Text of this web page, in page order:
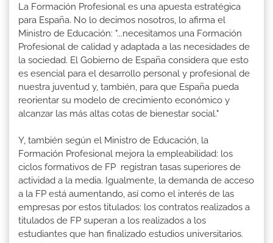
La Formación Profesional es una apuesta estratégica
para España. No lo decimos nosotros, lo afirma el
Ministro de Educación: "...necesitamos una Formación
Profesional de calidad y adaptada a las necesidades de
la sociedad. El Gobierno de España considera que esto
es esencial para el desarrollo personal y profesional de
nuestra juventud y, también, para que España pueda
reorientar su modelo de crecimiento económico y
alcanzar las más altas cotas de bienestar social."
Y, también según el Ministro de Educación, la
Formación Profesional mejora la empleabilidad: los
ciclos formativos de FP registran tasas superiores de
actividad a la media. Igualmente, la demanda de acceso
a la FP está aumentando, así como el interés de las
empresas por estos titulados: los contratos realizados a
titulados de FP superan a los realizados a los
estudiantes que han finalizado estudios universitarios.